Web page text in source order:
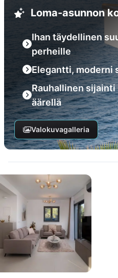
Loma-asunnon
Ihan täydellinen
perheille
Elegantti, moderni
Rauhallinen sijainti
äärellä
Valokuvagalleria